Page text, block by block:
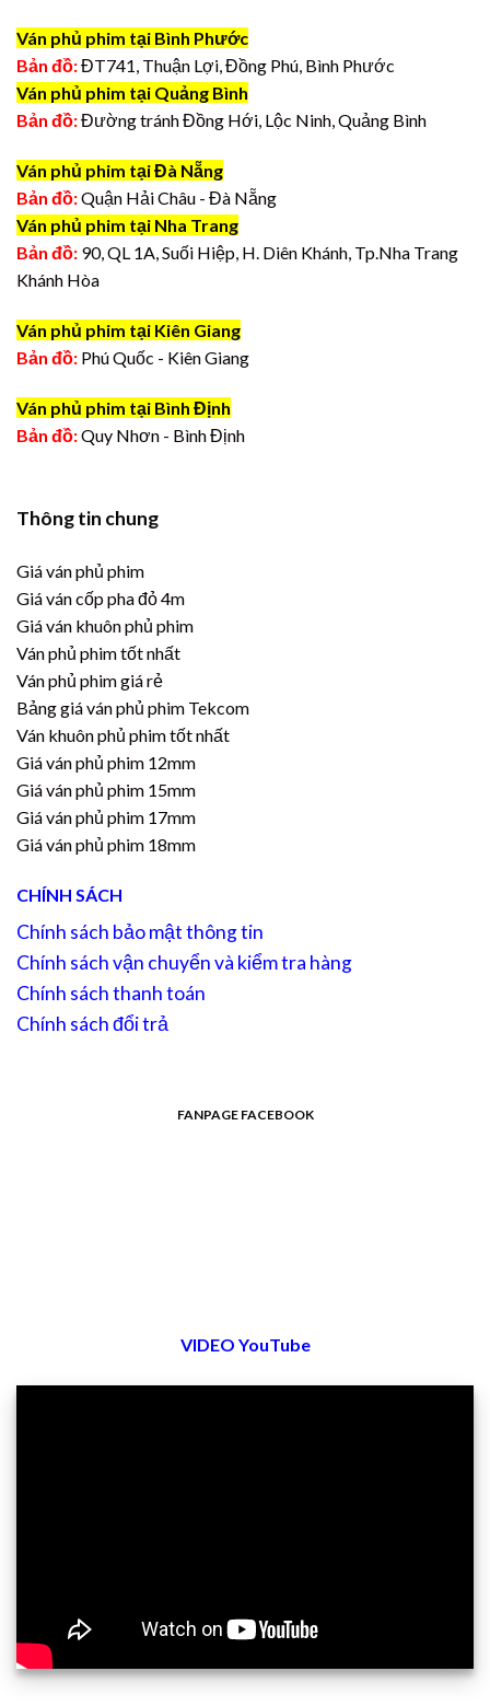
Ván phủ phim tại Bình Phước
Bản đồ:ĐT741, Thuận Lợi, Đồng Phú, Bình Phước
Ván phủ phim tại Quảng Bình
Bản đồ:Đường tránh Đồng Hới, Lộc Ninh, Quảng Bình
Ván phủ phim tại Đà Nẵng
Bản đồ:Quận Hải Châu - Đà Nẵng
Ván phủ phim tại Nha Trang
Bản đồ: 90, QL 1A, Suối Hiệp, H. Diên Khánh, Tp.Nha Trang
Khánh Hòa
Ván phủ phim tại Kiên Giang
Bản đồ: Phú Quốc - Kiên Giang
Ván phủ phim tại Bình Định
Bản đồ:Quy Nhơn - Bình Định
Thông tin chung
Giá ván phủ phim
Giá ván cốp pha đỏ 4m
Giá ván khuôn phủ phim
Ván phủ phim tốt nhất
Ván phủ phim giá rẻ
Bảng giá ván phủ phim Tekcom
Ván khuôn phủ phim tốt nhất
Giá ván phủ phim 12mm
Giá ván phủ phim 15mm
Giá ván phủ phim 17mm
Giá ván phủ phim 18mm
CHÍNH SÁCH
Chính sách bảo mật thông tin
Chính sách vận chuyển và kiểm tra hàng
Chính sách thanh toán
Chính sách đổi trả
FANPAGE FACEBOOK
VIDEO YouTube